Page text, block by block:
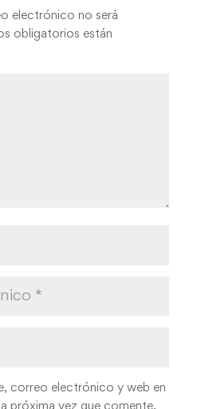
electrónico no será
obligatorios están
correo electrónico y web en
próxima vez que comente.